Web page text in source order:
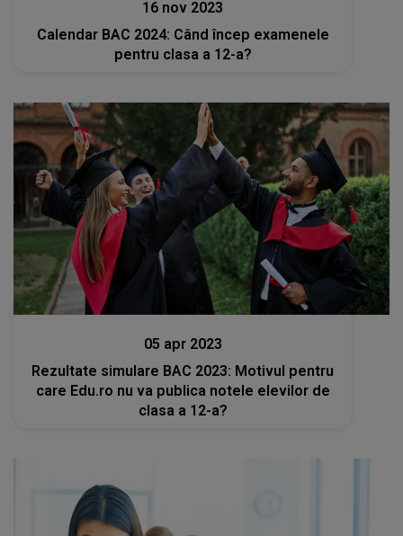
16 nov 2023
Calendar BAC 2024: Când încep examenele
pentru clasa a 12-a?
05 apr 2023
Rezultate simulare BAC 2023: Motivul pentru
care Edu.ro nu va publica notele elevilor de
clasa a 12-a?